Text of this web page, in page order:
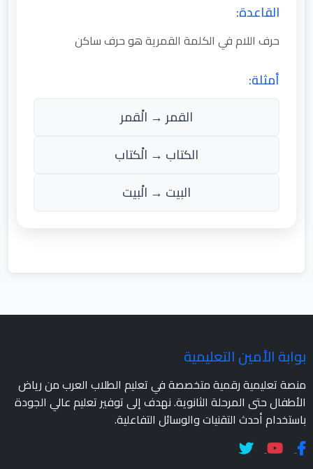
القاعدة:
حرف اللام في الكلمة القمرية هو حرف ساكن
أمثلة:
القمر → الْقمر
الكتاب → الْكتاب
البيت → الْبيت
بوابة الأمين التعليمية
منصة تعليمية رقمية متخصصة في تعليم الطلاب العرب من رياض
الأطفال حتى المرحلة الثانوية. نهدف إلى توفير تعليم عالي الجودة
باستخدام أحدث التقنيات والوسائل التفاعلية.